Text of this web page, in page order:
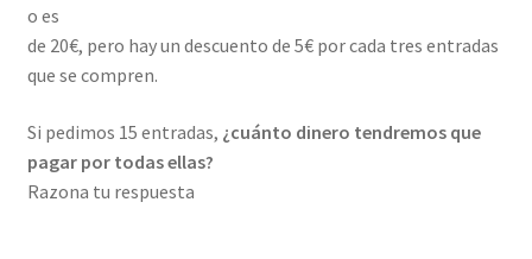
o es
de 20€, pero hay un descuento de 5€ por cada tres entradas
que se compren.
Si pedimos 15 entradas, ¿cuánto dinero tendremos que
pagar por todas ellas?
Razona tu respuesta